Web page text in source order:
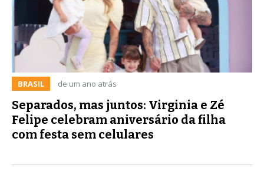
BRASIL de um ano atrás
Separados, mas juntos: Virginia e Zé
Felipe celebram aniversário da filha
com festa sem celulares